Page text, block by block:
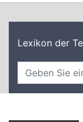
Lexikon der